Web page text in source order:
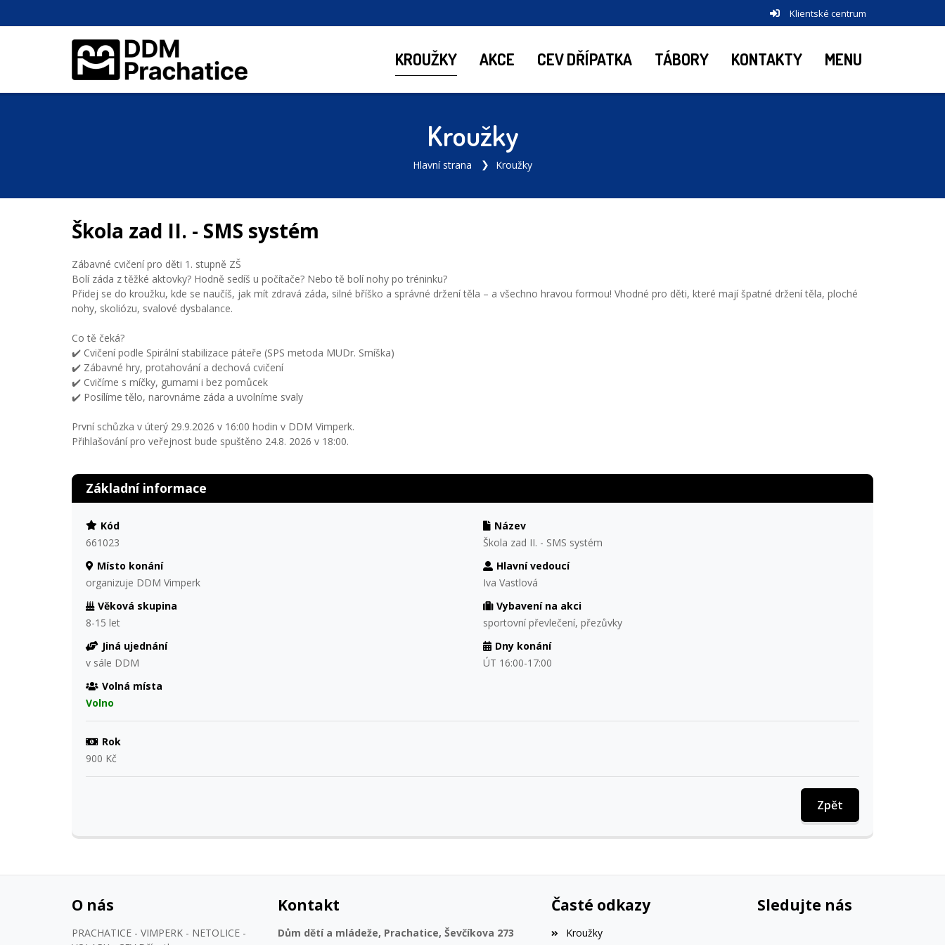
Klientské centrum
KROUŽKY AKCE CEV DŘÍPATKA TÁBORY KONTAKTY MENU
Kroužky
Hlavní strana Kroužky
Škola zad II. - SMS systém
Zábavné cvičení pro děti 1. stupně ZŠ
Bolí záda z těžké aktovky? Hodně sedíš u počítače? Nebo tě bolí nohy po tréninku?
Přidej se do kroužku, kde se naučíš, jak mít zdravá záda, silné bříško a správné držení těla – a všechno hravou formou! Vhodné pro děti, které mají špatné držení těla, ploché
nohy, skoliózu, svalové dysbalance.
Co tě čeká?
✔️ Cvičení podle Spirální stabilizace páteře (SPS metoda MUDr. Smíška)
✔️ Zábavné hry, protahování a dechová cvičení
✔️ Cvičíme s míčky, gumami i bez pomůcek
✔️ Posílíme tělo, narovnáme záda a uvolníme svaly
První schůzka v úterý 29.9.2026 v 16:00 hodin v DDM Vimperk.
Přihlašování pro veřejnost bude spuštěno 24.8. 2026 v 18:00.
Základní informace
Kód
661023
Název
Škola zad II. - SMS systém
Místo konání
organizuje DDM Vimperk
Hlavní vedoucí
Iva Vastlová
Věková skupina
8-15 let
Vybavení na akci
sportovní převlečení, přezůvky
Jiná ujednání
v sále DDM
Dny konání
ÚT 16:00-17:00
Volná místa
Volno
Rok
900 Kč
Zpět
O nás
PRACHATICE - VIMPERK - NETOLICE -
Kontakt
Dům dětí a mládeže, Prachatice, Ševčíkova 273
Časté odkazy
Kroužky
Sledujte nás